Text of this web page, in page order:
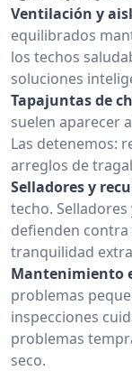
Ventilación y
equilibrados
los techos
soluciones
Tapajuntas de
suelen aparecer
Las detenemos:
arreglos de
Selladores y
techo.
defienden contra
tranquilidad
Mantenimiento
problemas
inspecciones
problemas
seco.